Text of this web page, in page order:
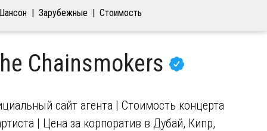
Зарубежные Стоимость
Chainsmokers
сайт агента | Стоимость концерта
| Цена за корпоратив в Дубай, Кипр,